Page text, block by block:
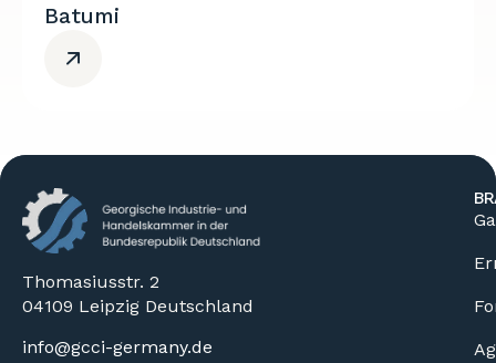
Batumi
Thomasiusstr. 2
04109 Leipzig Deutschland
info@gcci-germany.de